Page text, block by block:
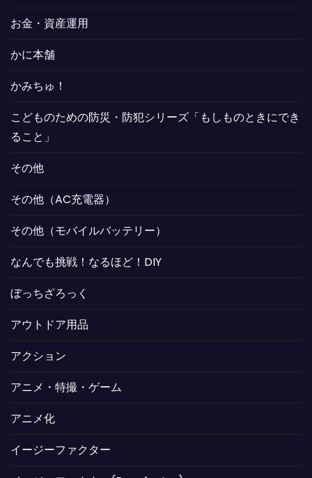
お金・資産運用
かに本舗
かみちゅ！
こどものための防災・防犯シリーズ「もしものときにでき
ること」
その他
その他（AC充電器）
その他（モバイルバッテリー）
なんでも挑戦！なるほど！DIY
ぼっちざろっく
アウトドア用品
アクション
アニメ・特撮・ゲーム
アニメ化
イージーファクター